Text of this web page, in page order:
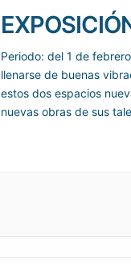
Periodo: del 1 de
llenarse de buenas
estos dos espacios
nuevas obras de sus